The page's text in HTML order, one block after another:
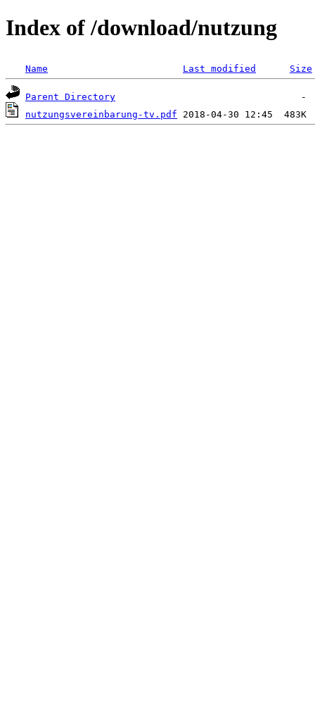
Index of /download/nutzung
Name Last modified Size
Parent Directory
nutzungsvereinbarung-tv.pdf